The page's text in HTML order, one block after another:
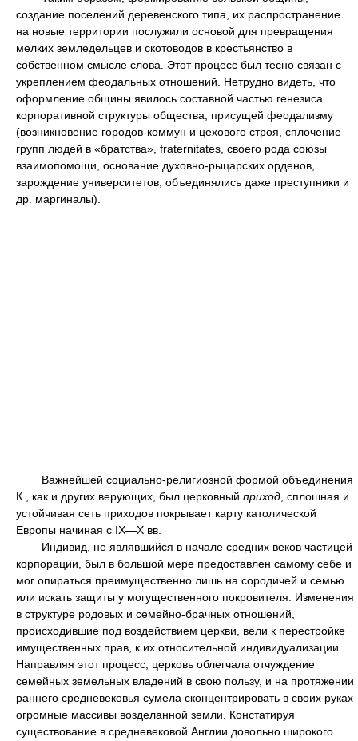
создание поселений деревенского типа, их распространение
на новые территории послужили основой для превращения
мелких земледельцев и скотоводов в крестьянство в
собственном смысле слова. Этот процесс был тесно связан с
укреплением феодальных отношений. Нетрудно видеть, что
оформление общины явилось составной частью генезиса
корпоративной структуры общества, присущей феодализму
(возникновение городов-коммун и цехового строя, сплочение
групп людей в «братства», fraternitates, своего рода союзы
взаимопомощи, основание духовно-рыцарских орденов,
зарождение университетов; объединялись даже преступники и
др. маргиналы).
Важнейшей социально-религиозной формой объединения
К., как и других верующих, был церковный приход , сплошная и
устойчивая сеть приходов покрывает карту католической
Европы начиная с IX—X вв.
Индивид, не являвшийся в начале средних веков частицей
корпорации, был в большой мере предоставлен самому себе и
мог опираться преимущественно лишь на сородичей и семью
или искать защиты у могущественного покровителя. Изменения
в структуре родовых и семейно-брачных отношений,
происходившие под воздействием церкви, вели к перестройке
имущественных прав, к их относительной индивидуализации.
Направляя этот процесс, церковь облегчала отчуждение
семейных земельных владений в свою пользу, и на протяжении
раннего средневековья сумела сконцентрировать в своих руках
огромные массивы возделанной земли. Констатируя
существование в средневековой Англии довольно широкого